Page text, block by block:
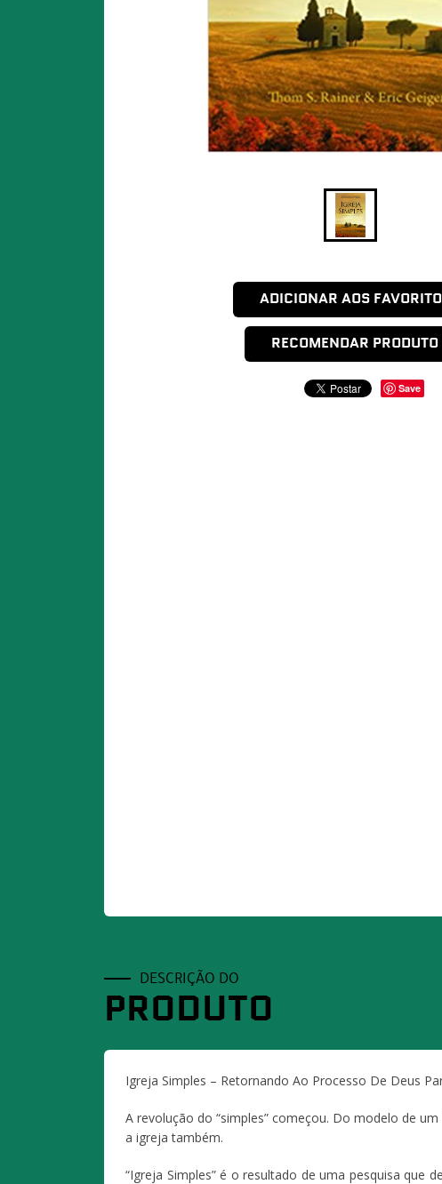
ADICIONAR AOS
RECOMENDAR PRODUTO
Save
DESCRIÇÃO DO
PRODUTO
Igreja Simples – Retornando Ao Processo De Deus
A revolução do “simples” começou. Do modelo de
a igreja também.
“Igreja Simples” é o resultado de uma pesquisa que